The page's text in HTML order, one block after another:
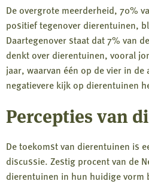
De overgrote meerderheid, 70%
positief tegenover dierentuinen,
Daartegenover staat dat 7% van
denkt over dierentuinen, vooral
jaar, waarvan één op de vier in
negatievere kijk op dierentuinen
Percepties van
De toekomst van dierentuinen is
discussie. Zestig procent van de
dierentuinen in hun huidige vorm